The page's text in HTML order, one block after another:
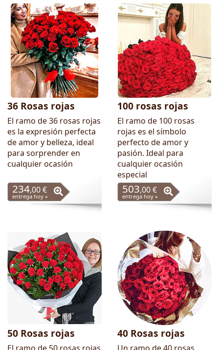
36 Rosas rojas
El ramo de 36 rosas rojas
es la expresión perfecta
de amor y belleza, ideal
para sorprender en
cualquier ocasión
234,00 €
entrega hoy »
100 rosas rojas
El ramo de 100 rosas
rojas es el símbolo
perfecto de amor y
pasión. Ideal para
cualquier ocasión
especial
503,00 €
entrega hoy »
50 Rosas rojas 40 Rosas rojas